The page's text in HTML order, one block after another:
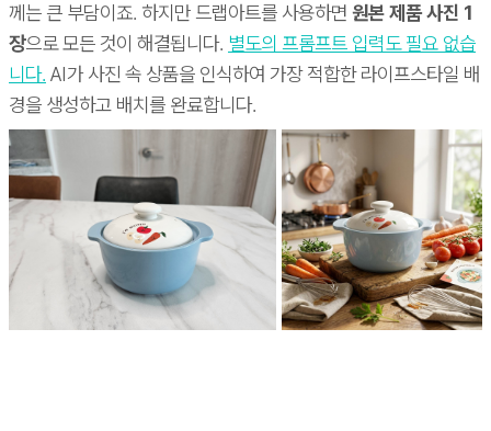
께는 큰 부담이죠. 하지만 드랩아트를 사용하면 원본 제품 사진 1
장으로 모든 것이 해결됩니다. 별도의 프롬프트 입력도 필요 없습
니다. AI가 사진 속 상품을 인식하여 가장 적합한 라이프스타일 배
경을 생성하고 배치를 완료합니다.